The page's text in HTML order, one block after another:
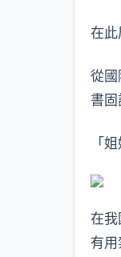
在此
從國
書
「
在我
有